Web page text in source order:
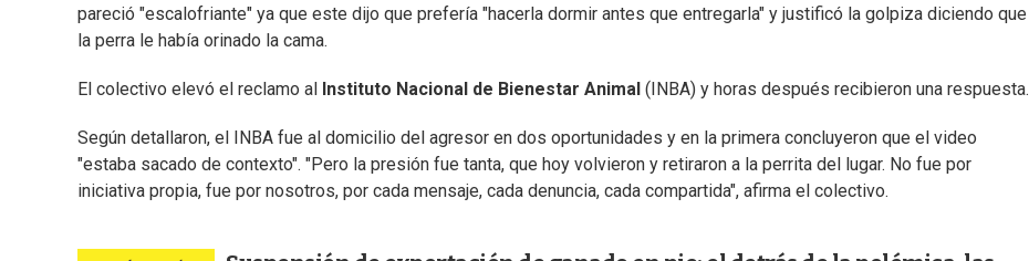
pareció "escalofriante" ya que este dijo que prefería "hacerla dormir antes que entregarla" y justificó la golpiza diciendo que
la perra le había orinado la cama.
El colectivo elevó el reclamo al Instituto Nacional de Bienestar Animal (INBA) y horas después recibieron una respuesta.
Según detallaron, el INBA fue al domicilio del agresor en dos oportunidades y en la primera concluyeron que el video
"estaba sacado de contexto". "Pero la presión fue tanta, que hoy volvieron y retiraron a la perrita del lugar. No fue por
iniciativa propia, fue por nosotros, por cada mensaje, cada denuncia, cada compartida", afirma el colectivo.